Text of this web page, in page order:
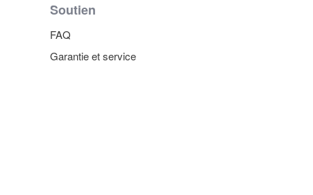
Soutien
FAQ
Garantie et service